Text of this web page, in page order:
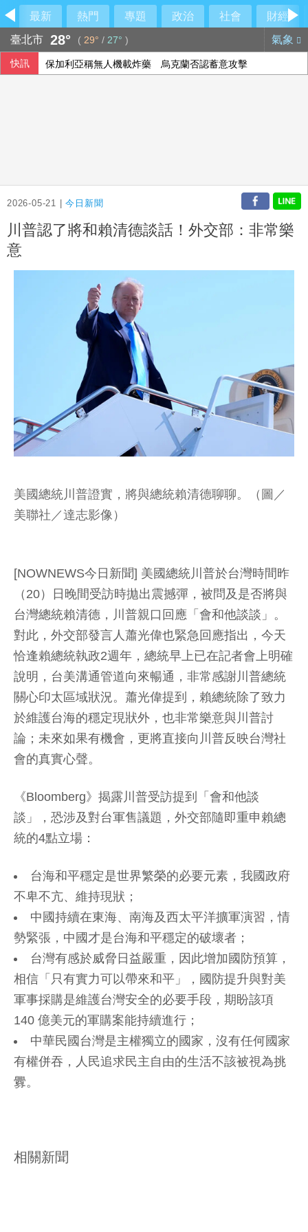
最新 熱門 專題 政治 社會
財經
臺北市 28° ( 29° / 27° ) 氣象
快訊 保加利亞稱無人機載炸藥 烏克蘭否認蓄意攻擊
2026-05-21 |今日新聞
川普認了將和賴清德談話！外交部：非常樂
意
美國總統川普證實，將與總統賴清德聊聊。（圖／
美聯社／達志影像）
[NOWNEWS今日新聞] 美國總統川普於台灣時間昨
（20）日晚間受訪時拋出震撼彈，被問及是否將與
台灣總統賴清德，川普親口回應「會和他談談」。
對此，外交部發言人蕭光偉也緊急回應指出，今天
恰逢賴總統執政2週年，總統早上已在記者會上明確
說明，台美溝通管道向來暢通，非常感謝川普總統
關心印太區域狀況。蕭光偉提到，賴總統除了致力
於維護台海的穩定現狀外，也非常樂意與川普討
論；未來如果有機會，更將直接向川普反映台灣社
會的真實心聲。
《Bloomberg》揭露川普受訪提到「會和他談
談」，恐涉及對台軍售議題，外交部隨即重申賴總
統的4點立場：
台海和平穩定是世界繁榮的必要元素，我國政府
不卑不亢、維持現狀；
中國持續在東海、南海及西太平洋擴軍演習，情
勢緊張，中國才是台海和平穩定的破壞者；
台灣有感於威脅日益嚴重，因此增加國防預算，
相信「只有實力可以帶來和平」，國防提升與對美
軍事採購是維護台灣安全的必要手段，期盼該項
140 億美元的軍購案能持續進行；
中華民國台灣是主權獨立的國家，沒有任何國家
有權併吞，人民追求民主自由的生活不該被視為挑
釁。
相關新聞